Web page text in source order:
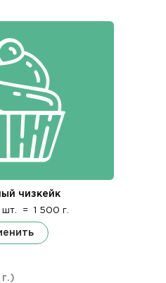
чизкейк
шт. = 1 500 г.